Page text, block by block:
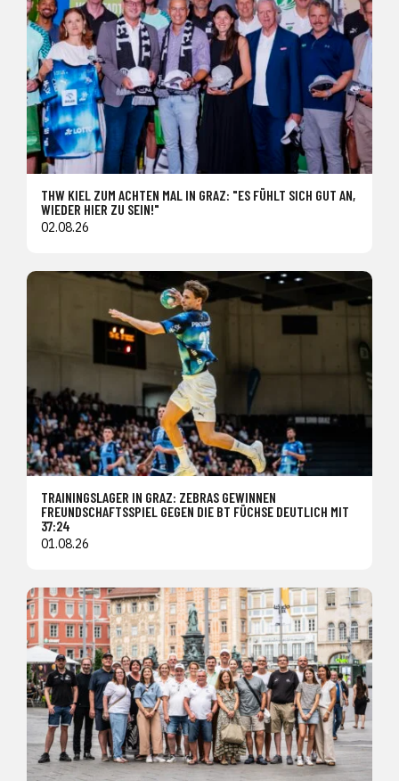
THW KIEL ZUM ACHTEN MAL IN GRAZ: "ES FÜHLT SICH GUT AN,
WIEDER HIER ZU SEIN!"
02.08.26
TRAININGSLAGER IN GRAZ: ZEBRAS GEWINNEN
FREUNDSCHAFTSSPIEL GEGEN DIE BT FÜCHSE DEUTLICH MIT
37:24
01.08.26